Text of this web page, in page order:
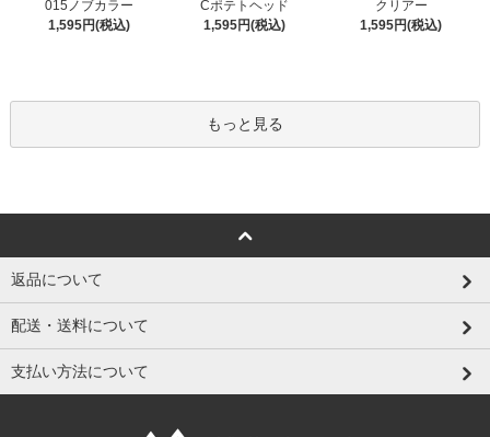
015ノブカラー
1,595円(税込)
Cポテトヘッド
1,595円(税込)
クリアー
1,595円(税込)
もっと見る
返品について
配送・送料について
支払い方法について